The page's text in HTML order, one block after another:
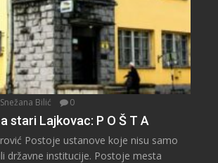
Snežana Bilić 0
stari Lajkovac: P O Š T A
Postoje ustanove koje nisu samo
državne institucije. Postoje mesta